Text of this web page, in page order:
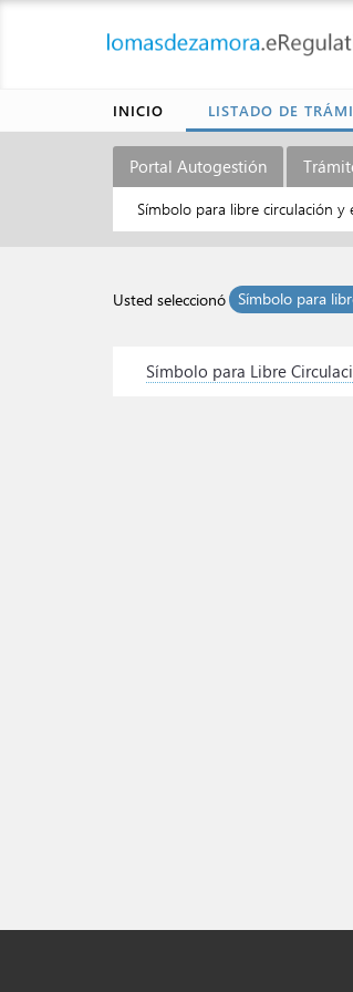
INICIO LISTADO DE
Portal Autogestión
Símbolo para libre circulación y
Usted seleccionó Símbolo para
Símbolo para Libre